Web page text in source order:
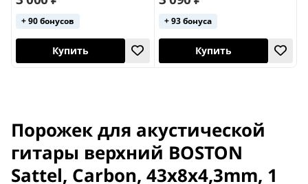
+ 90 бонусов
Канада
+ 93 бонуса
Порожек для акустической
гитары верхний BOSTON
Sattel, Carbon, 43x8x4,3mm, 1